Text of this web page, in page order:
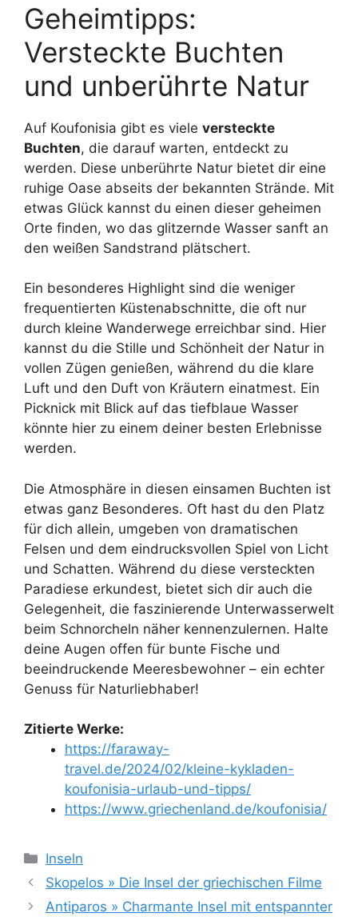
Geheimtipps:
Versteckte Buchten
und unberührte Natur
Auf Koufonisia gibt es viele versteckte
Buchten, die darauf warten, entdeckt zu
werden. Diese unberührte Natur bietet dir eine
ruhige Oase abseits der bekannten Strände. Mit
etwas Glück kannst du einen dieser geheimen
Orte finden, wo das glitzernde Wasser sanft an
den weißen Sandstrand plätschert.
Ein besonderes Highlight sind die weniger
frequentierten Küstenabschnitte, die oft nur
durch kleine Wanderwege erreichbar sind. Hier
kannst du die Stille und Schönheit der Natur in
vollen Zügen genießen, während du die klare
Luft und den Duft von Kräutern einatmest. Ein
Picknick mit Blick auf das tiefblaue Wasser
könnte hier zu einem deiner besten Erlebnisse
werden.
Die Atmosphäre in diesen einsamen Buchten ist
etwas ganz Besonderes. Oft hast du den Platz
für dich allein, umgeben von dramatischen
Felsen und dem eindrucksvollen Spiel von Licht
und Schatten. Während du diese versteckten
Paradiese erkundest, bietet sich dir auch die
Gelegenheit, die faszinierende Unterwasserwelt
beim Schnorcheln näher kennenzulernen. Halte
deine Augen offen für bunte Fische und
beeindruckende Meeresbewohner – ein echter
Genuss für Naturliebhaber!
Zitierte Werke:
https://faraway-
travel.de/2024/02/kleine-kykladen-
koufonisia-urlaub-und-tipps/
https://www.griechenland.de/koufonisia/
Kategorien
Inseln
Skopelos » Die Insel der griechischen Filme
Antiparos » Charmante Insel mit entspannter